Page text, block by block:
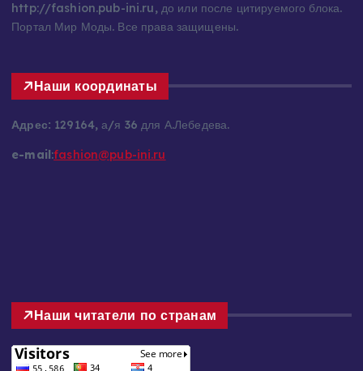
http://fashion.pub-ini.ru, до или после цитируемого блока.
Портал Мир Моды. Все права защищены.
Наши координаты
Адрес: 129164, а/я 36 для А.Лебедева.
e-mail:fashion@pub-ini.ru
Наши читатели по странам